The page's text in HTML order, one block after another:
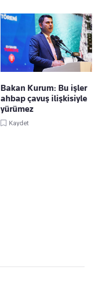
Bakan Kurum: Bu işler
ahbap çavuş ilişkisiyle
yürümez
Kaydet